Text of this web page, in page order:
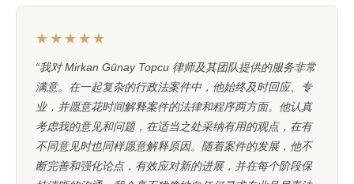
★★★★★
“我对 Mirkan Günay Topcu 律师及其团队提供的服务非常
满意。在一起复杂的行政法案件中，他始终及时回应、专
业，并愿意花时间解释案件的法律和程序两方面。他认真
考虑我的意见和问题，在适当之处采纳有用的观点，在有
不同意见时也同样愿意解释原因。随着案件的发展，他不
断完善和强化论点，有效应对新的进展，并在每个阶段保